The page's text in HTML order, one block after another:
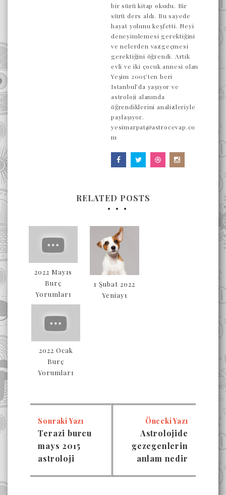
bir sürü kitap okudu. Bir
sürü ders aldı. Bu sayede
hayat yolunu keşfetti. Neyi
deneyimlemesi gerektiğini
ve nelerden vazgeçmesi
gerektiğini öğrendi. Artık
evli ve iki çocuk annesi olan
Yeşim 2005’ten beri
Istanbul’da yaşıyor ve
astroloji alanında
öğrendiklerini analizleriyle
paylaşıyor.
yesimarpat@astrocevap.co
m
RELATED POSTS
2022 Mayıs
Burç
Yorumları
1 Şubat 2022
Yeniayı
2022 Ocak
Burç
Yorumları
Sonraki Yazı
Terazi burcu
mays 2015
astroloji
Önceki Yazı
Astrolojide
gezegenlerin
anlam nedir